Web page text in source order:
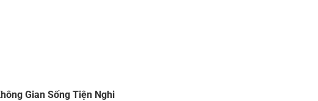
Gian Sống Tiện Nghi